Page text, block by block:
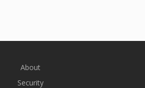
About
Security